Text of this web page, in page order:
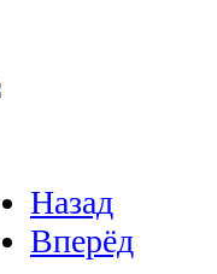
Назад
Вперёд